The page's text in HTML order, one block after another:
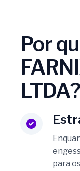
Por
LTDA?
para